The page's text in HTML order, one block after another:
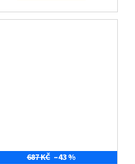
687 KČ –43 %